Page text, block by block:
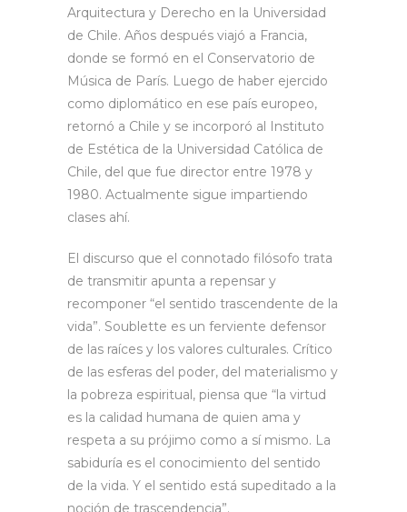
Arquitectura y Derecho en la Universidad
de Chile. Años después viajó a Francia,
donde se formó en el Conservatorio de
Música de París. Luego de haber ejercido
como diplomático en ese país europeo,
retornó a Chile y se incorporó al Instituto
de Estética de la Universidad Católica de
Chile, del que fue director entre 1978 y
1980. Actualmente sigue impartiendo
clases ahí.
El discurso que el connotado filósofo trata
de transmitir apunta a repensar y
recomponer “el sentido trascendente de la
vida”. Soublette es un ferviente defensor
de las raíces y los valores culturales. Crítico
de las esferas del poder, del materialismo y
la pobreza espiritual, piensa que “la virtud
es la calidad humana de quien ama y
respeta a su prójimo como a sí mismo. La
sabiduría es el conocimiento del sentido
de la vida. Y el sentido está supeditado a la
noción de trascendencia”.